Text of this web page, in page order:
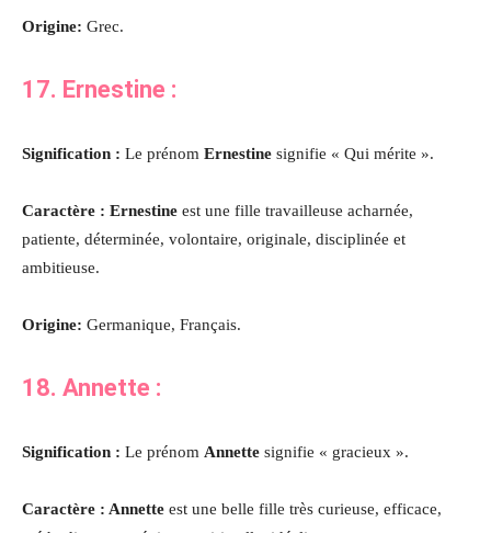
Origine: Grec.
17. Ernestine :
Signification : Le prénom Ernestine signifie « Qui mérite ».
Caractère : Ernestine est une fille travailleuse acharnée,
patiente, déterminée, volontaire, originale, disciplinée et
ambitieuse.
Origine: Germanique, Français.
18. Annette :
Signification : Le prénom Annette signifie « gracieux ».
Caractère : Annette est une belle fille très curieuse, efficace,